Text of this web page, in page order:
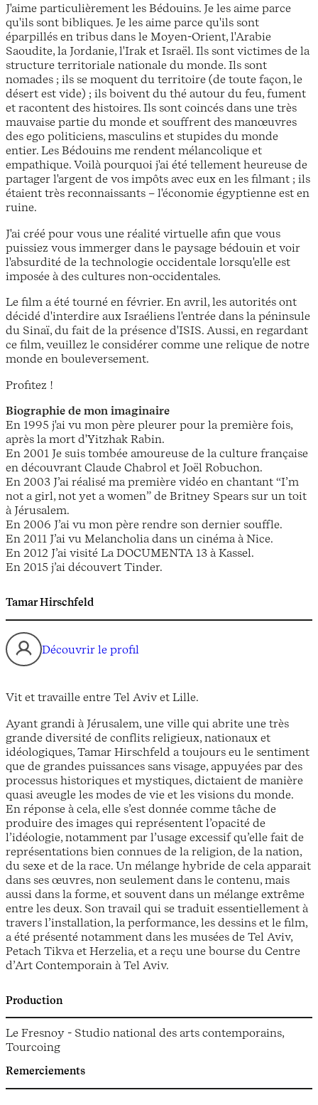
J'aime particulièrement les Bédouins. Je les aime parce
qu'ils sont bibliques. Je les aime parce qu'ils sont
éparpillés en tribus dans le Moyen-Orient, l'Arabie
Saoudite, la Jordanie, l'Irak et Israël. Ils sont victimes de la
structure territoriale nationale du monde. Ils sont
nomades ; ils se moquent du territoire (de toute façon, le
désert est vide) ; ils boivent du thé autour du feu, fument
et racontent des histoires. Ils sont coincés dans une très
mauvaise partie du monde et souffrent des manœuvres
des ego politiciens, masculins et stupides du monde
entier. Les Bédouins me rendent mélancolique et
empathique. Voilà pourquoi j'ai été tellement heureuse de
partager l'argent de vos impôts avec eux en les filmant ; ils
étaient très reconnaissants – l'économie égyptienne est en
ruine.
J'ai créé pour vous une réalité virtuelle afin que vous
puissiez vous immerger dans le paysage bédouin et voir
l'absurdité de la technologie occidentale lorsqu'elle est
imposée à des cultures non-occidentales.
Le film a été tourné en février. En avril, les autorités ont
décidé d'interdire aux Israéliens l'entrée dans la péninsule
du Sinaï, du fait de la présence d'ISIS. Aussi, en regardant
ce film, veuillez le considérer comme une relique de notre
monde en bouleversement.
Profitez !
Biographie de mon imaginaire
En 1995 j'ai vu mon père pleurer pour la première fois,
après la mort d'Yitzhak Rabin.
En 2001 Je suis tombée amoureuse de la culture française
en découvrant Claude Chabrol et Joël Robuchon.
En 2003 J’ai réalisé ma première vidéo en chantant “I’m
not a girl, not yet a women” de Britney Spears sur un toit
à Jérusalem.
En 2006 J’ai vu mon père rendre son dernier souffle.
En 2011 J’ai vu Melancholia dans un cinéma à Nice.
En 2012 J’ai visité La DOCUMENTA 13 à Kassel.
En 2015 j’ai découvert Tinder.
Tamar Hirschfeld
Découvrir le profil
Vit et travaille entre Tel Aviv et Lille.
Ayant grandi à Jérusalem, une ville qui abrite une très
grande diversité de conflits religieux, nationaux et
idéologiques, Tamar Hirschfeld a toujours eu le sentiment
que de grandes puissances sans visage, appuyées par des
processus historiques et mystiques, dictaient de manière
quasi aveugle les modes de vie et les visions du monde.
En réponse à cela, elle s’est donnée comme tâche de
produire des images qui représentent l’opacité de
l’idéologie, notamment par l’usage excessif qu’elle fait de
représentations bien connues de la religion, de la nation,
du sexe et de la race. Un mélange hybride de cela apparait
dans ses œuvres, non seulement dans le contenu, mais
aussi dans la forme, et souvent dans un mélange extrême
entre les deux. Son travail qui se traduit essentiellement à
travers l’installation, la performance, les dessins et le film,
a été présenté notamment dans les musées de Tel Aviv,
Petach Tikva et Herzelia, et a reçu une bourse du Centre
d’Art Contemporain à Tel Aviv.
Production
Le Fresnoy - Studio national des arts contemporains,
Tourcoing
Remerciements